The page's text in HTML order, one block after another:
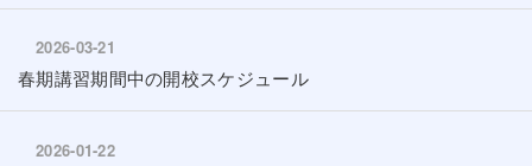
2026-03-21
春期講習期間中の開校スケジュール
2026-01-22